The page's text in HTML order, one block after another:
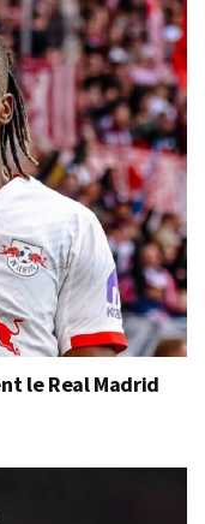
le Real Madrid